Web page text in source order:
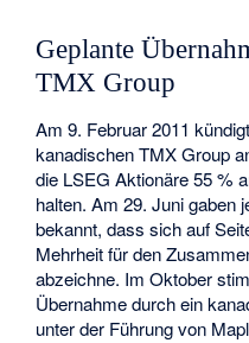
Geplante
TMX Group
Am 9. Februar 2011
kanadischen TMX Group
die LSEG Aktionäre 55 %
halten. Am 29. Juni gaben
bekannt, dass sich auf
Mehrheit für den
abzeichne. Im Oktober
Übernahme durch ein
unter der Führung von